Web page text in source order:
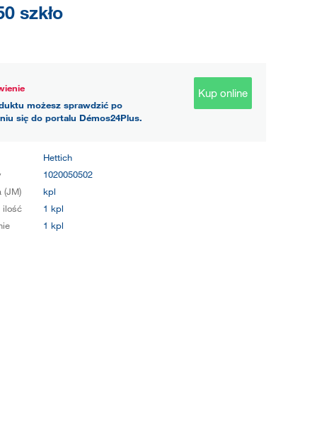
szkło
możesz sprawdzić po
się do portalu Démos24Plus.
Kup online
Hettich
1020050502
(JM)
kpl
ilość
1 kpl
1 kpl